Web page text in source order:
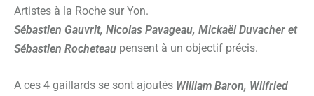
Artistes à la Roche sur Yon.
Sébastien Gauvrit, Nicolas Pavageau, Mickaël Duvacher et
Sébastien Rocheteau pensent à un objectif précis.
A ces 4 gaillards se sont ajoutés William Baron, Wilfried